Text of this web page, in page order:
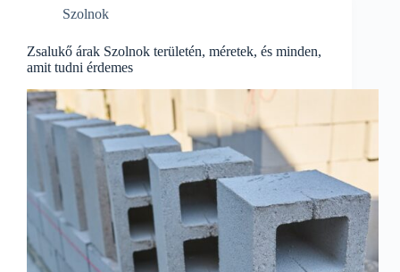
Szolnok
Zsalukő árak Szolnok területén, méretek, és minden,
amit tudni érdemes